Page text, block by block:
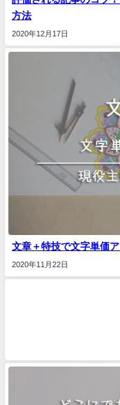
方法
2020年12月17日
文章＋特技で文字単価
2020年11月22日